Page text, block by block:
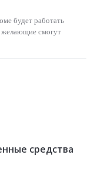
будет работать
желающие смогут
средства